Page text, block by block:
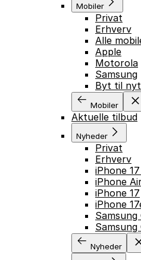
Mobiler
Privat
Erhverv
Alle
Apple
Motorola
Samsung
Byt til nyt
Mobiler
Aktuelle tilbud
Nyheder
Privat
Erhverv
iPhone
iPhone
iPhone 17
iPhone
Nyheder